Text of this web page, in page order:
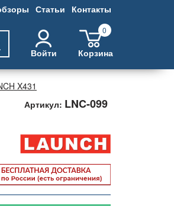
Статьи Контакты
Войти
0
Корзина
X431
Артикул: LNC-099